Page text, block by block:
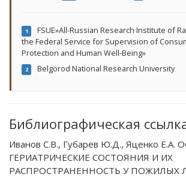
1
FSUE»All-Russian Research Institute of
the Federal Service for Supervision of
Protection and Human Well-Being»
2 Belgorod National Research University
Библиографическая
Иванов С.В., Губарев Ю.Д., Яценко
ГЕРИАТРИЧЕСКИЕ СОСТОЯНИЯ И ИХ
РАСПРОСТРАНЕННОСТЬ У ПОЖИЛЫХ